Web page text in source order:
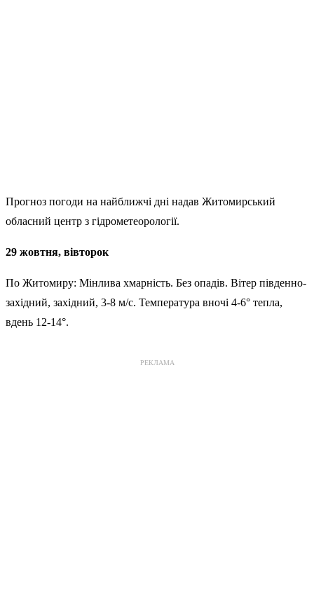
Прогноз погоди на найближчі дні надав Житомирський
обласний центр з гідрометеорології.
29 жовтня, вівторок
По Житомиру: Мінлива хмарність. Без опадів. Вітер південно-
західний, західний, 3-8 м/с. Температура вночі 4-6° тепла,
вдень 12-14°.
РЕКЛАМА